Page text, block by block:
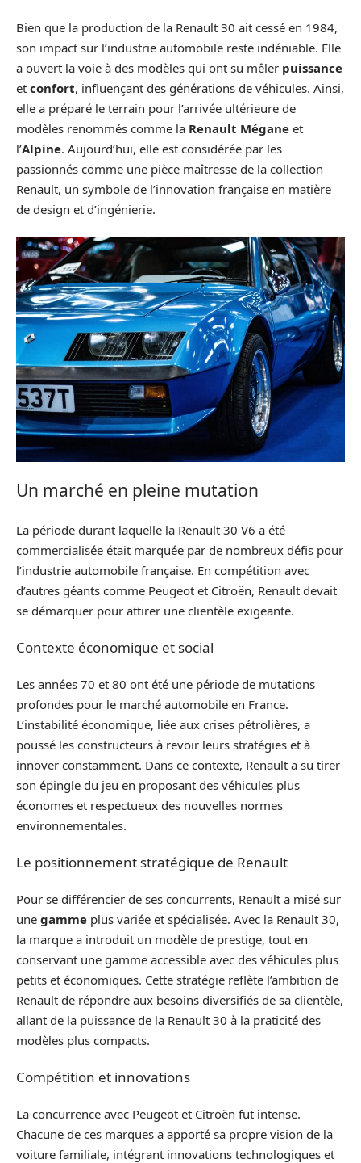
Bien que la production de la Renault 30 ait cessé en 1984,
son impact sur l’industrie automobile reste indéniable. Elle
a ouvert la voie à des modèles qui ont su mêler puissance
et confort, influençant des générations de véhicules. Ainsi,
elle a préparé le terrain pour l’arrivée ultérieure de
modèles renommés comme la Renault Mégane et
l’Alpine. Aujourd’hui, elle est considérée par les
passionnés comme une pièce maîtresse de la collection
Renault, un symbole de l’innovation française en matière
de design et d’ingénierie.
Un marché en pleine mutation
La période durant laquelle la Renault 30 V6 a été
commercialisée était marquée par de nombreux défis pour
l’industrie automobile française. En compétition avec
d’autres géants comme Peugeot et Citroën, Renault devait
se démarquer pour attirer une clientèle exigeante.
Contexte économique et social
Les années 70 et 80 ont été une période de mutations
profondes pour le marché automobile en France.
L’instabilité économique, liée aux crises pétrolières, a
poussé les constructeurs à revoir leurs stratégies et à
innover constamment. Dans ce contexte, Renault a su tirer
son épingle du jeu en proposant des véhicules plus
économes et respectueux des nouvelles normes
environnementales.
Le positionnement stratégique de Renault
Pour se différencier de ses concurrents, Renault a misé sur
une gamme plus variée et spécialisée. Avec la Renault 30,
la marque a introduit un modèle de prestige, tout en
conservant une gamme accessible avec des véhicules plus
petits et économiques. Cette stratégie reflète l’ambition de
Renault de répondre aux besoins diversifiés de sa clientèle,
allant de la puissance de la Renault 30 à la praticité des
modèles plus compacts.
Compétition et innovations
La concurrence avec Peugeot et Citroën fut intense.
Chacune de ces marques a apporté sa propre vision de la
voiture familiale, intégrant innovations technologiques et